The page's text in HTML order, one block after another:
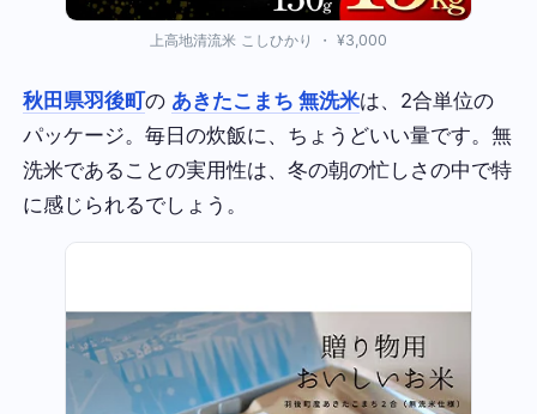
上高地清流米 こしひかり ・ ¥3,000
秋田県羽後町の あきたこまち 無洗米は、2合単位の
パッケージ。毎日の炊飯に、ちょうどいい量です。無
洗米であることの実用性は、冬の朝の忙しさの中で特
に感じられるでしょう。